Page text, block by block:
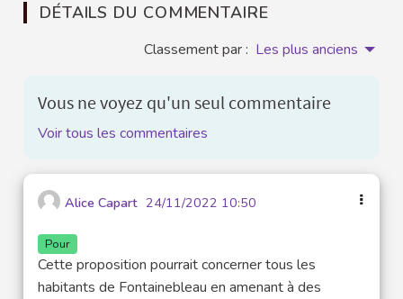
DÉTAILS DU COMMENTAIRE
Classement par : Les plus anciens
Vous ne voyez qu'un seul commentaire
Voir tous les commentaires
Alice Capart 24/11/2022 10:50
Pour
Cette proposition pourrait concerner tous les
habitants de Fontainebleau en amenant à des